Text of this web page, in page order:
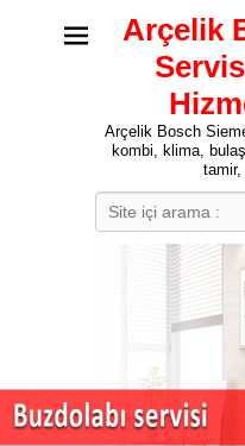
Arçelik
Arçelik Bosch
kombi, klima,
tamir,